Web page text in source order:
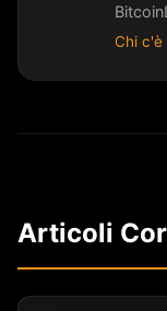
Chi c'è
Articoli